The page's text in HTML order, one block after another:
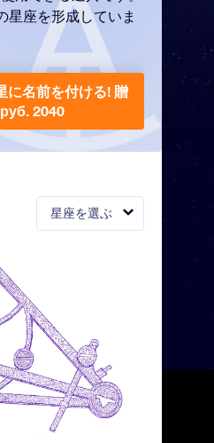
星座を選ぶ
星座を形成していま
に名前を付ける! 贈
2040